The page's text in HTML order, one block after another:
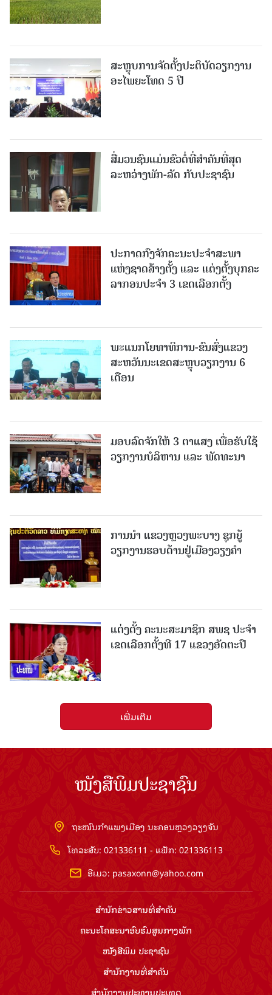
ສະຫຼຸບການຈັດຕັ້ງປະຕິບັດວຽກງານ
ອະໄພຍະໂທດ 5 ປີ
ສື່ມວນຊົນແມ່ນຂົວຕໍ່ທີ່ສໍາຄັນທີ່ສຸດ
ລະຫວ່າງພັກ-ລັດ ກັບປະຊາຊົນ
ປະກາດກົງຈັກຄະນະປະຈໍາສະພາ
ແຫ່ງຊາດສ້າງຕັ້ງ ແລະ ແຕ່ງຕັ້ງບຸກຄະ
ລາກອນປະຈໍາ 3 ເຂດເລືອກຕັ້ງ
ພະແນກໂຍທາທິການ-ຂົນສົ່ງແຂວງ
ສະຫວັນນະເຂດສະຫຼຸບວຽກງານ 6
ເດືອນ
ມອບລົດຈັກໃຫ້ 3 ຕາແສງ ເພື່ອຮັບໃຊ້
ວຽກງານບໍລິຫານ ແລະ ພັດທະນາ
ການນຳ ແຂວງຫຼວງພະບາງ ຊຸກຍູ້
ວຽກງານຮອບດ້ານຢູ່ເມືອງວຽງຄໍາ
ແຕ່ງຕັ້ງ ຄະນະສະມາຊິກ ສພຊ ປະຈຳ
ເຂດເລືອກຕັ້ງທີ 17 ແຂວງອັດຕະປື
ເພີ່ມເຕີມ
ໜັງສືພິມປະຊາຊົນ
ຖະໜົນກຳແພງເມືອງ ນະຄອນຫຼວງວຽງຈັນ
ໂທລະສັບ: 021336111 - ແຟັກ: 021336113
ອີເມວ: pasaxonn@yahoo.com
ສຳ​ນັກ​ຂ່າວ​ສານ​ທີ່​ສຳ​ຄັນ​
ຄະນະໂຄສະນາອົບຮົມ​ສູນ​ກາງ​ພັກ
ໜັງສືພິມ ປະ​ຊາ​ຊົນ
ສຳ​ນັກ​ງານ​ທີ່​ສຳ​ຄັນ
ສຳ​ນັກ​ງານ​ປະ​ທານ​ປະ​ເທດ